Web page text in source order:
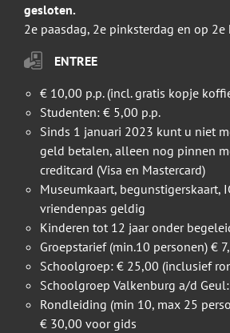
gesloten.
2e paasdag, 2e pinksterdag en op 2e
ENTREE
€ 10,00 p.p. (incl. gratis kopje
Studenten: € 5,00 p.p.
Sinds 1 januari 2023 kunt u niet
geld betalen, alleen nog pinnen
creditcard (Visa en Mastercard)
Museumkaart, begunstigerskaart,
vriendenpas geldig
Kinderen tot 12 jaar onder
Groepstarief (min.10 personen) €
Schoolgroep: € 25,00 (inclusief
Schoolgroep Valkenburg a/d
Rondleiding (min 10, max 25
€ 30,00 voor gids